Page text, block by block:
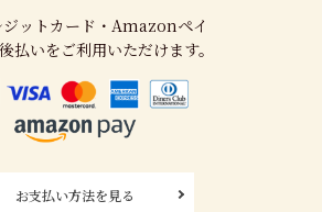
ジットカード・Amazonペイ
払いをご利用いただけます。
お支払い方法を見る